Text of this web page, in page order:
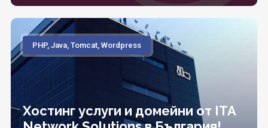
PHP, Java, Tomcat, Wordpress
Хостинг услуги и домейни от ITA